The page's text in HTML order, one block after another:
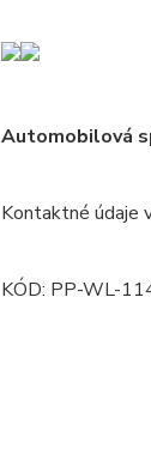
Automobilová
Kontaktné údaje
KÓD: PP-WL-